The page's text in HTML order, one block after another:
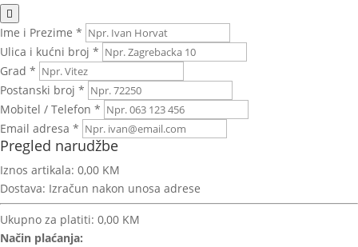
Ime i Prezime *
Ulica i kućni broj *
Grad *
Postanski broj *
Mobitel / Telefon *
Email adresa *
Pregled narudžbe
Iznos artikala: 0,00 KM
Dostava: Izračun nakon unosa adrese
Ukupno za platiti: 0,00 KM
Način plaćanja: